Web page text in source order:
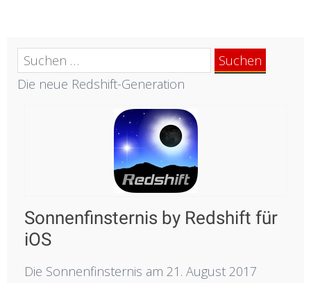
Suchen
nach:
Die neue Redshift-Generation
Sonnenfinsternis by Redshift für
iOS
Die Sonnenfinsternis am 21. August 2017